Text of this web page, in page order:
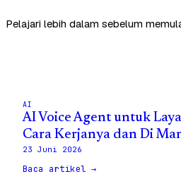
Pelajari lebih dalam sebelum
AI
AI Voice Agent untuk
Cara Kerjanya dan Di
23 Juni 2026
Baca artikel →